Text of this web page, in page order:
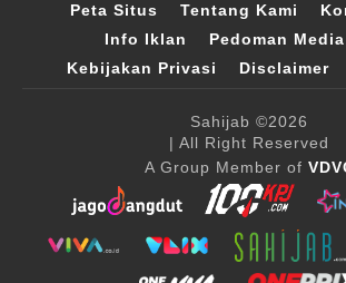
Peta Situs Tentang Kami
Info Iklan
Pedoman
Kebijakan Privasi
Disclaimer
Sahijab ©2026
| All Right Reserved
A Group Member of